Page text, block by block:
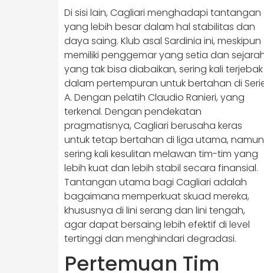
Di sisi lain, Cagliari menghadapi tantangan
yang lebih besar dalam hal stabilitas dan
daya saing. Klub asal Sardinia ini, meskipun
memiliki penggemar yang setia dan
yang tak bisa diabaikan, sering kali terjebak
dalam pertempuran untuk bertahan di
A. Dengan pelatih Claudio Ranieri, yang
terkenal. Dengan pendekatan
pragmatisnya, Cagliari berusaha keras
untuk tetap bertahan di liga utama, namun
sering kali kesulitan melawan tim-tim yang
lebih kuat dan lebih stabil secara finansial.
Tantangan utama bagi Cagliari adalah
bagaimana memperkuat skuad mereka,
khususnya di lini serang dan lini tengah,
agar dapat bersaing lebih efektif di level
tertinggi dan menghindari degradasi.
Pertemuan Tim